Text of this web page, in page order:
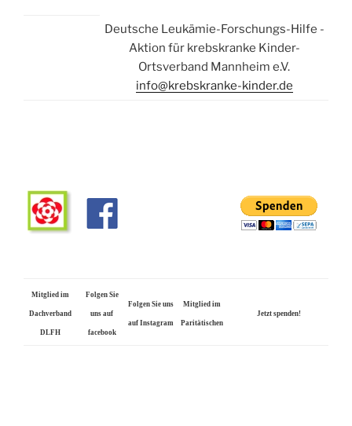
Deutsche Leukämie-Forschungs-Hilfe -
Aktion für krebskranke Kinder-
Ortsverband Mannheim e.V.
info@krebskranke-kinder.de
Mitglied im
Dachverband
DLFH
Folgen Sie
uns auf
facebook
Folgen Sie uns
auf Instagram
Mitglied im
Paritätischen
Jetzt spenden!